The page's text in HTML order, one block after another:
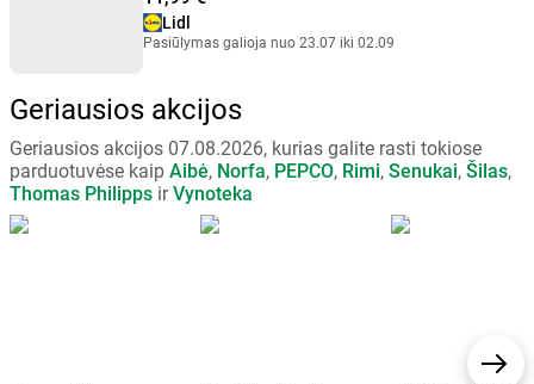
Lidl
Pasiūlymas galioja nuo 23.07 iki 02.09
Geriausios akcijos
Geriausios akcijos 07.08.2026, kurias galite rasti tokiose
parduotuvėse kaip Aibė, Norfa, PEPCO, Rimi, Senukai, Šilas,
Thomas Philipps irVynoteka